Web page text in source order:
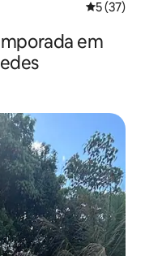
5 de uma
5 (37)
em